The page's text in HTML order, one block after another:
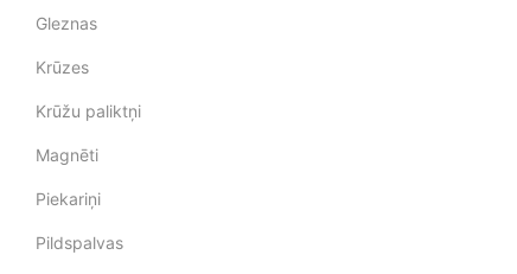
Gleznas
Krūzes
Krūžu paliktņi
Magnēti
Piekariņi
Pildspalvas